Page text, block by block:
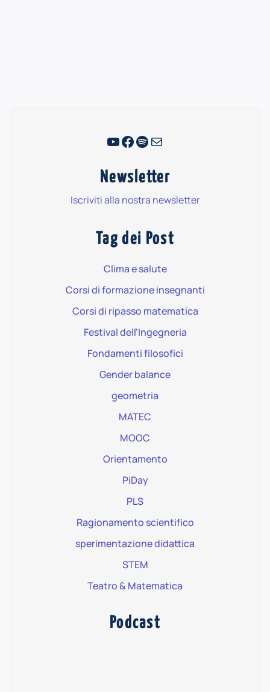
YouTube
Facebook
Spotify
Email
Newsletter
Iscriviti alla nostra newsletter
Tag dei Post
Clima e salute
Corsi di formazione insegnanti
Corsi di ripasso matematica
Festival dell'Ingegneria
Fondamenti filosofici
Gender balance
geometria
MATEC
MOOC
Orientamento
PiDay
PLS
Ragionamento scientifico
sperimentazione didattica
STEM
Teatro & Matematica
Podcast